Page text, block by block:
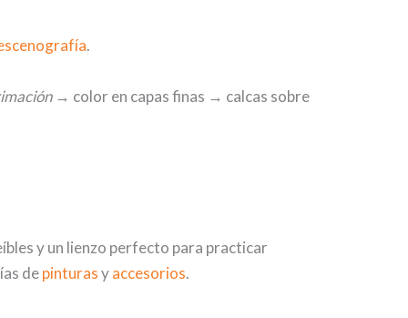
.
→ color en capas finas → calcas sobre
y un lienzo perfecto para practicar
depinturasyaccesorios.